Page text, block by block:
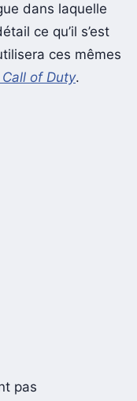
dans laquelle
ce qu’il s’est
ces mêmes
Call of Duty.
pas